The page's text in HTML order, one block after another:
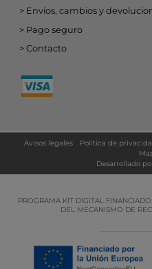
Envíos, cambios y
Pago seguro
Contacto
Avisos legales Política de
Desarrollado
PROGRAMA KIT DIGITAL
DEL MECANISMO DE